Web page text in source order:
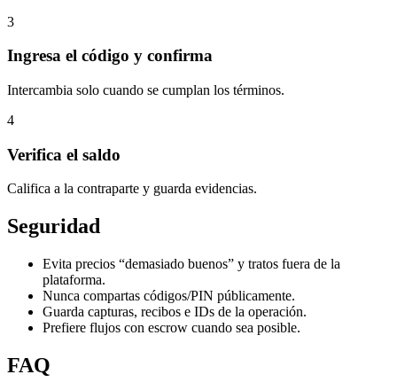
3
Ingresa el código y confirma
Intercambia solo cuando se cumplan los términos.
4
Verifica el saldo
Califica a la contraparte y guarda evidencias.
Seguridad
Evita precios “demasiado buenos” y tratos fuera de la
plataforma.
Nunca compartas códigos/PIN públicamente.
Guarda capturas, recibos e IDs de la operación.
Prefiere flujos con escrow cuando sea posible.
FAQ